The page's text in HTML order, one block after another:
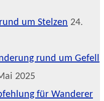
um Stelzen 24.
rund um Gefell
2025
für Wanderer